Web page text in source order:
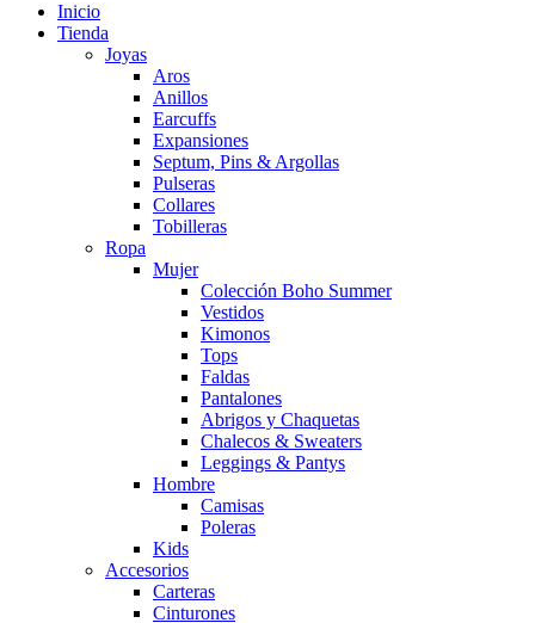
Inicio
Tienda
Joyas
Aros
Anillos
Earcuffs
Expansiones
Septum, Pins & Argollas
Pulseras
Collares
Tobilleras
Ropa
Mujer
Colección Boho Summer
Vestidos
Kimonos
Tops
Faldas
Pantalones
Abrigos y Chaquetas
Chalecos & Sweaters
Leggings & Pantys
Hombre
Camisas
Poleras
Kids
Accesorios
Carteras
Cinturones